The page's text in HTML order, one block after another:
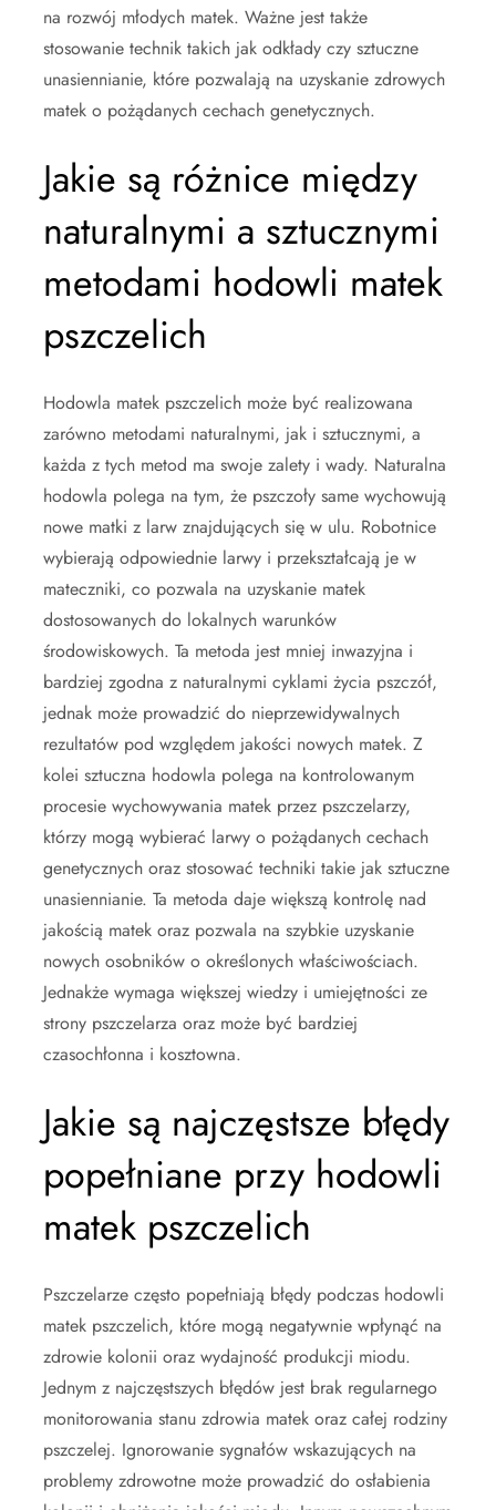
na rozwój młodych matek. Ważne jest także
stosowanie technik takich jak odkłady czy sztuczne
unasiennianie, które pozwalają na uzyskanie zdrowych
matek o pożądanych cechach genetycznych.
Jakie są różnice między
naturalnymi a sztucznymi
metodami hodowli matek
pszczelich
Hodowla matek pszczelich może być realizowana
zarówno metodami naturalnymi, jak i sztucznymi, a
każda z tych metod ma swoje zalety i wady. Naturalna
hodowla polega na tym, że pszczoły same wychowują
nowe matki z larw znajdujących się w ulu. Robotnice
wybierają odpowiednie larwy i przekształcają je w
mateczniki, co pozwala na uzyskanie matek
dostosowanych do lokalnych warunków
środowiskowych. Ta metoda jest mniej inwazyjna i
bardziej zgodna z naturalnymi cyklami życia pszczół,
jednak może prowadzić do nieprzewidywalnych
rezultatów pod względem jakości nowych matek. Z
kolei sztuczna hodowla polega na kontrolowanym
procesie wychowywania matek przez pszczelarzy,
którzy mogą wybierać larwy o pożądanych cechach
genetycznych oraz stosować techniki takie jak sztuczne
unasiennianie. Ta metoda daje większą kontrolę nad
jakością matek oraz pozwala na szybkie uzyskanie
nowych osobników o określonych właściwościach.
Jednakże wymaga większej wiedzy i umiejętności ze
strony pszczelarza oraz może być bardziej
czasochłonna i kosztowna.
Jakie są najczęstsze błędy
popełniane przy hodowli
matek pszczelich
Pszczelarze często popełniają błędy podczas hodowli
matek pszczelich, które mogą negatywnie wpłynąć na
zdrowie kolonii oraz wydajność produkcji miodu.
Jednym z najczęstszych błędów jest brak regularnego
monitorowania stanu zdrowia matek oraz całej rodziny
pszczelej. Ignorowanie sygnałów wskazujących na
problemy zdrowotne może prowadzić do osłabienia